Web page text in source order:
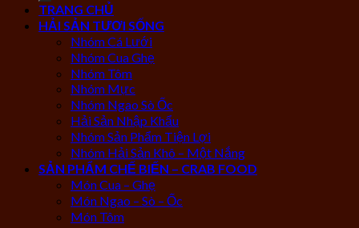
TRANG CHỦ
HẢI SẢN TƯƠI SỐNG
Nhóm Cá Lưới
Nhóm Cua Ghẹ
Nhóm Tôm
Nhóm Mực
Nhóm Ngao Sò Ốc
Hải Sản Nhập Khẩu
Nhóm Sản Phẩm Tiện Lợi
Nhóm Hải Sản Khô – Một Nắng
SẢN PHẨM CHẾ BIẾN – CRAB FOOD
Món Cua – Ghẹ
Món Ngao – Sò – Ốc
Món Tôm